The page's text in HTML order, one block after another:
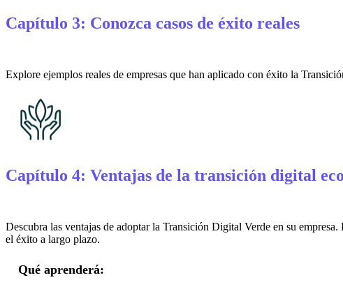
Capítulo 3: Conozca casos de éxito reales
Explore ejemplos reales de empresas que han aplicado con éxito la
Capítulo 4: Ventajas de la transición digital
Descubra las ventajas de adoptar la Transición Digital Verde en su
el éxito a largo plazo.
Qué aprenderá: